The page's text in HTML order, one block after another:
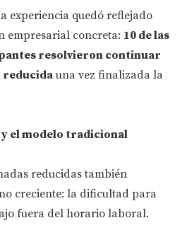
experiencia quedó reflejado
empresarial concreta: 10 de las
resolvieron continuar
reducida una vez finalizada la
el modelo tradicional
reducidas también
creciente: la dificultad para
fuera del horario laboral.